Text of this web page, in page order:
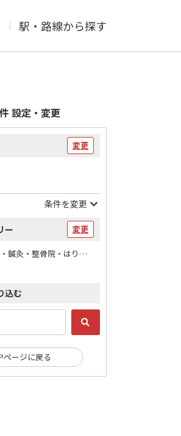
駅・路線から探す
設定・変更
変更
条件を変更
ー 変更
病院・歯科・薬局・鍼灸・整骨院・はりマッサージ / 病院
込む
ページに戻る